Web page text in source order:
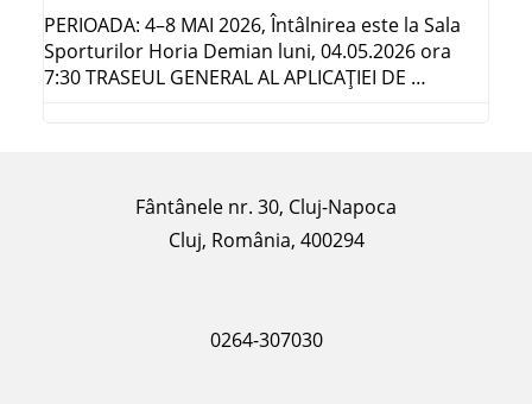
PERIOADA: 4–8 MAI 2026, Întâlnirea este la Sala
Sporturilor Horia Demian luni, 04.05.2026 ora
7:30 TRASEUL GENERAL AL APLICAŢIEI DE …
Fântânele nr. 30, Cluj-Napoca
Cluj, România, 400294
0264-307030